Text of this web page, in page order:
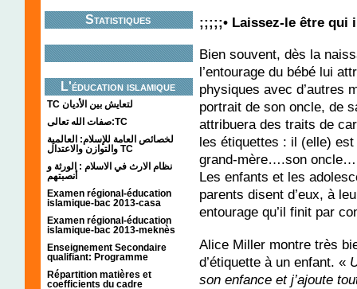
Statistiques
L'éducation islamique
TC لتعايش بين الأديان
صفات الله تعالى:TC
لخصائص العامة للإسلام: العالمية
والتوازن والاعتدال TC
نظام الارث في الاسلام : الورثة و
أنصبتهم
Examen régional-éducation
islamique-bac 2013-casa
Examen régional-éducation
islamique-bac 2013-meknès
Enseignement Secondaire
qualifiant: Programme
Répartition matières et
coefficients du cadre
;;;;;• Laissez-le être qui
Bien souvent, dès la
l’entourage du bébé lui
physiques avec d’autres
portrait de son oncle, de
attribuera des traits de
les étiquettes : il (elle)
grand-mère….son
Les enfants et les
parents disent d’eux, à
entourage qu’il finit par
Alice Miller montre très
d’étiquette à un enfant. «
son enfance et j’ajoute